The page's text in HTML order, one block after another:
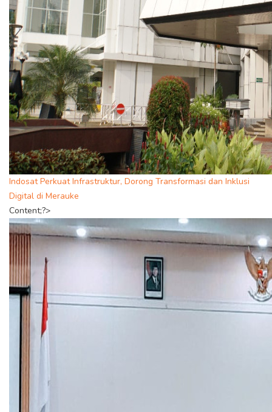
Indosat Perkuat Infrastruktur, Dorong Transformasi dan Inklusi
Digital di Merauke
Content;?>